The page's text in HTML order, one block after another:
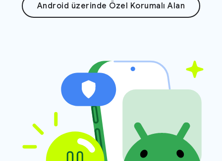
Android üzerinde Özel Korumalı Alan